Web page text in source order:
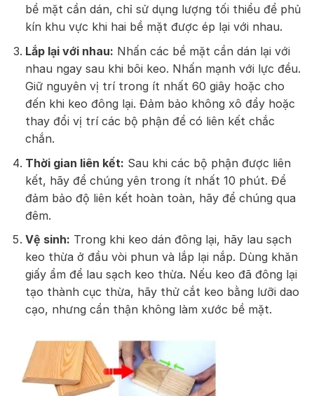
bề mặt cần dán, chỉ sử dụng lượng tối thiểu để phủ
kín khu vực khi hai bề mặt được ép lại với nhau.
Lắp lại với nhau: Nhấn các bề mặt cần dán lại với
nhau ngay sau khi bôi keo. Nhấn mạnh với lực đều.
Giữ nguyên vị trí trong ít nhất 60 giây hoặc cho
đến khi keo đông lại. Đảm bảo không xô đẩy hoặc
thay đổi vị trí các bộ phận để có liên kết chắc
chắn.
Thời gian liên kết: Sau khi các bộ phận được liên
kết, hãy để chúng yên trong ít nhất 10 phút. Để
đảm bảo độ liên kết hoàn toàn, hãy để chúng qua
đêm.
Vệ sinh: Trong khi keo dán đông lại, hãy lau sạch
keo thừa ở đầu vòi phun và lắp lại nắp. Dùng khăn
giấy ẩm để lau sạch keo thừa. Nếu keo đã đông lại
tạo thành cục thừa, hãy thử cắt keo bằng lưỡi dao
cạo, nhưng cẩn thận không làm xước bề mặt.